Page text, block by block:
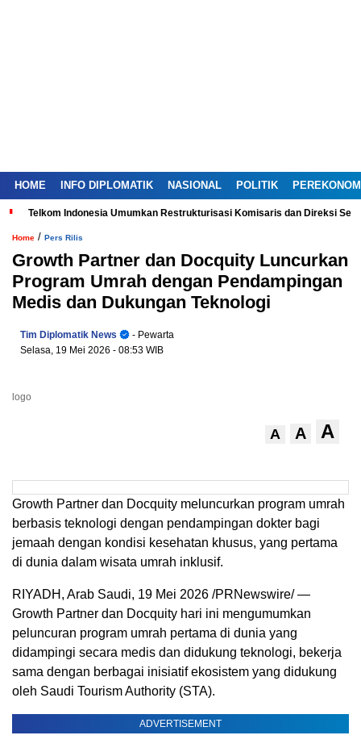
HOME INFO DIPLOMATIK NASIONAL POLITIK
Telkom Indonesia Umumkan Restrukturisasi Komisaris dan Direksi
Home / Pers Rilis
Growth Partner dan Docquity Luncurkan
Program Umrah dengan Pendampingan
Medis dan Dukungan Teknologi
Tim Diplomatik News
- Pewarta
Selasa, 19 Mei 2026 - 08:53 WIB
logo
A A A
Growth Partner dan Docquity meluncurkan program umrah
berbasis teknologi dengan pendampingan dokter bagi
jemaah dengan kondisi kesehatan khusus, yang pertama
di dunia dalam wisata umrah inklusif.
RIYADH, Arab Saudi, 19 Mei 2026 /PRNewswire/ —
Growth Partner dan Docquity hari ini mengumumkan
peluncuran program umrah pertama di dunia yang
didampingi secara medis dan didukung teknologi, bekerja
sama dengan berbagai inisiatif ekosistem yang didukung
oleh Saudi Tourism Authority (STA).
ADVERTISEMENT